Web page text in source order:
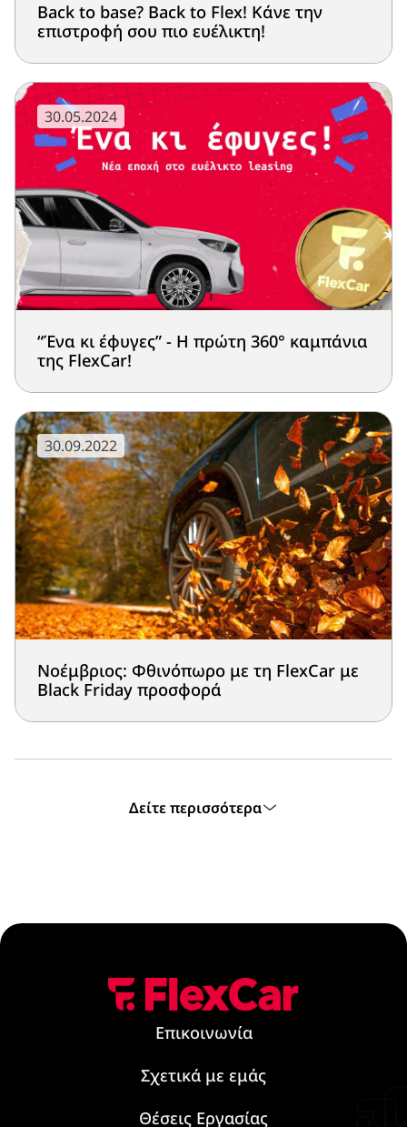
Back to base? Back to Flex! Κάνε την
επιστροφή σου πιο ευέλικτη!
30.05.2024
“Ένα κι έφυγες” - Η πρώτη 360° καμπάνια
της FlexCar!
30.09.2022
Νοέμβριος: Φθινόπωρο με τη FlexCar με
Black Friday προσφορά
Δείτε περισσότερα
Επικοινωνία
Σχετικά με εμάς
Θέσεις Εργασίας